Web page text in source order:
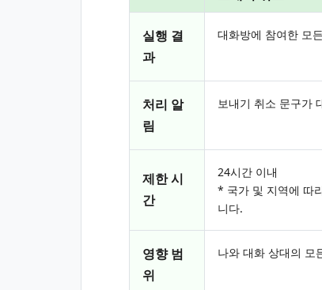
실행 결
과
대화방에 참여한 모
처리 알
림
보내기 취소 문구가
제한 시
간
24시간 이내
* 국가 및 지역에 따
니다.
영향 범
위
나와 대화 상대의 모